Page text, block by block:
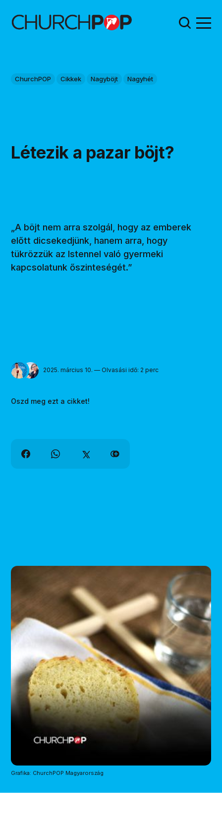
ChurchPOP Cikkek Nagyböjt Nagyhét
Létezik a pazar böjt?
„A böjt nem arra szolgál, hogy az emberek
előtt dicsekedjünk, hanem arra, hogy
tükrözzük az Istennel való gyermeki
kapcsolatunk őszinteségét.”
2025. március 10. — Olvasási idő: 2 perc
Oszd meg ezt a cikket!
Grafika: ChurchPOP Magyarország